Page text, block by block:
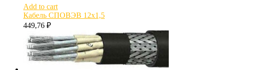
Add to cart
Кабель СПОВЭВ 12х1,5
449,76 ₽